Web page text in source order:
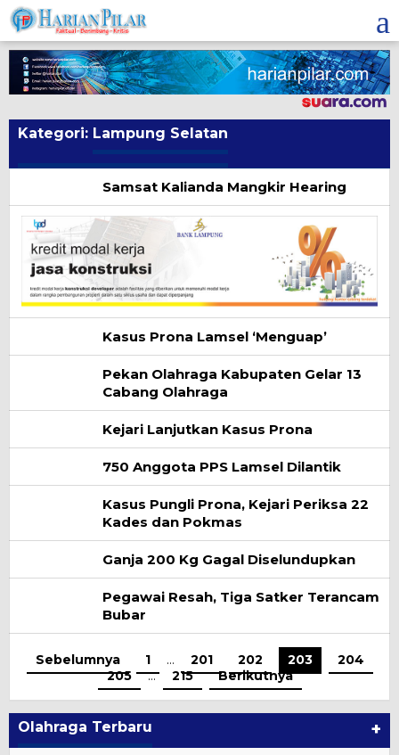
Skip
to
content
Kategori: Lampung Selatan
Samsat Kalianda Mangkir Hearing
Kasus Prona Lamsel ‘Menguap’
Pekan Olahraga Kabupaten Gelar 13
Cabang Olahraga
Kejari Lanjutkan Kasus Prona
750 Anggota PPS Lamsel Dilantik
Kasus Pungli Prona, Kejari Periksa 22
Kades dan Pokmas
Ganja 200 Kg Gagal Diselundupkan
Pegawai Resah, Tiga Satker Terancam
Bubar
Sebelumnya 1 … 201 202 203
204
205
… 215 Berikutnya
Olahraga Terbaru +